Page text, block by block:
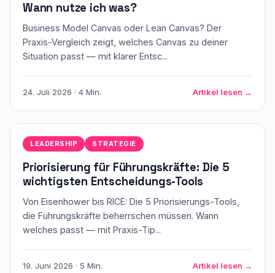
Wann nutze ich was?
Business Model Canvas oder Lean Canvas? Der
Praxis-Vergleich zeigt, welches Canvas zu deiner
Situation passt — mit klarer Entsc...
24. Juli 2026 · 4 Min. Artikel lesen →
LEADERSHIP STRATEGIE
Priorisierung für Führungskräfte: Die 5
wichtigsten Entscheidungs-Tools
Von Eisenhower bis RICE: Die 5 Priorisierungs-Tools,
die Führungskräfte beherrschen müssen. Wann
welches passt — mit Praxis-Tip...
19. Juni 2026 · 5 Min. Artikel lesen →